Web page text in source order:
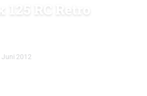
RC Retro
Juni 2012